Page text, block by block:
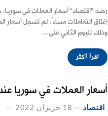
رصد "اقتصاد" أسعار العملات في
إغلاق التعاملات مساءً، لم تسجل أسعار
وذلك لليوم الثاني على...
اقرأ أكثر
أسعار العملات في سوريا
اقتصاد -- 18 حزيران 2022 --